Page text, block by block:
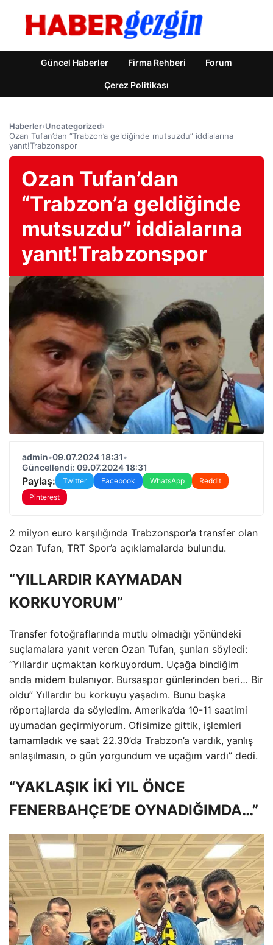
Güncel Haberler Firma Rehberi Forum
Çerez Politikası
Haberler›Uncategorized›
Ozan Tufan’dan “Trabzon’a geldiğinde mutsuzdu” iddialarına
yanıt!Trabzonspor
Ozan Tufan’dan
“Trabzon’a geldiğinde
mutsuzdu” iddialarına
yanıt!Trabzonspor
admin•09.07.2024 18:31•
Güncellendi: 09.07.2024 18:31
Paylaş: Twitter Facebook WhatsApp
Reddit
Pinterest
2 milyon euro karşılığında Trabzonspor’a transfer olan
Ozan Tufan, TRT Spor’a açıklamalarda bulundu.
“YILLARDIR KAYMADAN
KORKUYORUM”
Transfer fotoğraflarında mutlu olmadığı yönündeki
suçlamalara yanıt veren Ozan Tufan, şunları söyledi:
“Yıllardır uçmaktan korkuyordum. Uçağa bindiğim
anda midem bulanıyor. Bursaspor günlerinden beri… Bir
oldu” Yıllardır bu korkuyu yaşadım. Bunu başka
röportajlarda da söyledim. Amerika’da 10-11 saatimi
uyumadan geçirmiyorum. Ofisimize gittik, işlemleri
tamamladık ve saat 22.30’da Trabzon’a vardık, yanlış
anlaşılmasın, o gün yorgundum ve uçağım vardı” dedi.
“YAKLAŞIK İKİ YIL ÖNCE
FENERBAHÇE’DE OYNADIĞIMDA…”